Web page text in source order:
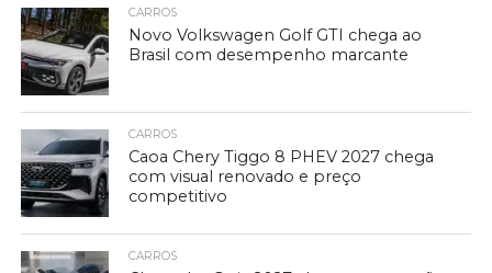
CARROS
Novo Volkswagen Golf GTI chega ao
Brasil com desempenho marcante
CARROS
Caoa Chery Tiggo 8 PHEV 2027 chega
com visual renovado e preço
competitivo
CARROS